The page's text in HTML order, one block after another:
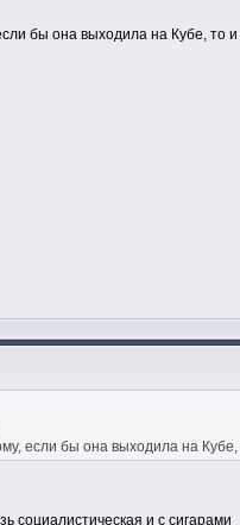
бы она выходила на Кубе, то и
если бы она выходила на Кубе,
социалистическая и с сигарами